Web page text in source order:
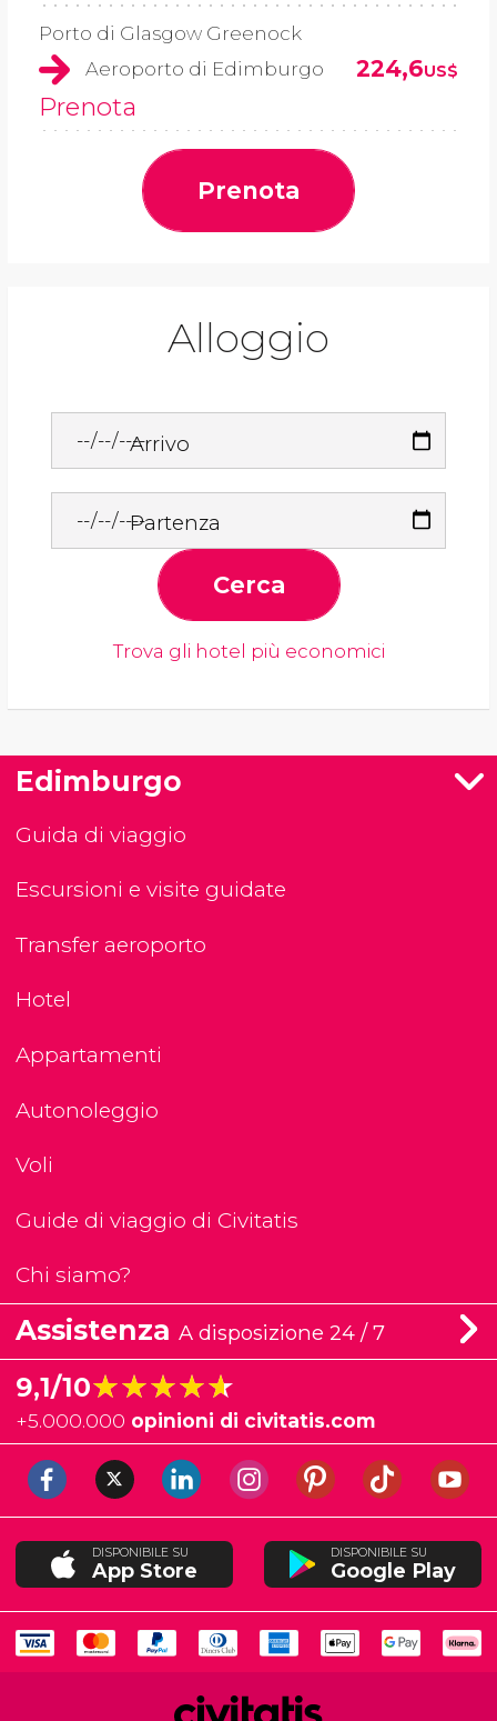
Porto di Glasgow Greenock
Aeroporto di Edimburgo
224,6US$
Prenota
Prenota
Alloggio
Arrivo
Partenza
Cerca
Trova gli hotel più economici
Edimburgo
Guida di viaggio
Escursioni e visite guidate
Transfer aeroporto
Hotel
Appartamenti
Autonoleggio
Voli
Guide di viaggio di Civitatis
Chi siamo?
Assistenza A disposizione 24 / 7
9,1/10★★★★★
★★★★★
+5.000.000 opinioni di civitatis.com
DISPONIBILE SU
App Store
DISPONIBILE SU
Google Play